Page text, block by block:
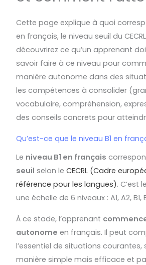
Cette page explique à quoi
en français, le niveau seuil du
découvrirez ce qu’un apprenant
savoir faire à ce niveau pour
manière autonome dans des
les compétences à consolider
vocabulaire, compréhension,
des conseils concrets pour
Qu’est-ce que le niveau B1 en
Le niveau B1 en français
seuil selon leCECRL (Cadre
référence pour les langues). C’est
une échelle de 6 niveaux : A1, A2, B1,
À ce stade, l’apprenant
autonome en français. Il peut
l’essentiel de situations courantes,
manière simple mais efficace et